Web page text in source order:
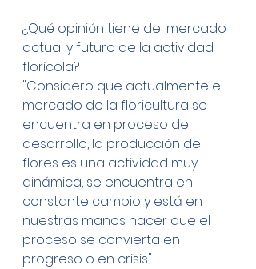
¿Qué opinión tiene del mercado
actual y futuro de la actividad
florícola?
"Considero que actualmente el
mercado de la floricultura se
encuentra en proceso de
desarrollo, la producción de
flores es una actividad muy
dinámica, se encuentra en
constante cambio y está en
nuestras manos hacer que el
proceso se convierta en
progreso o en crisis"